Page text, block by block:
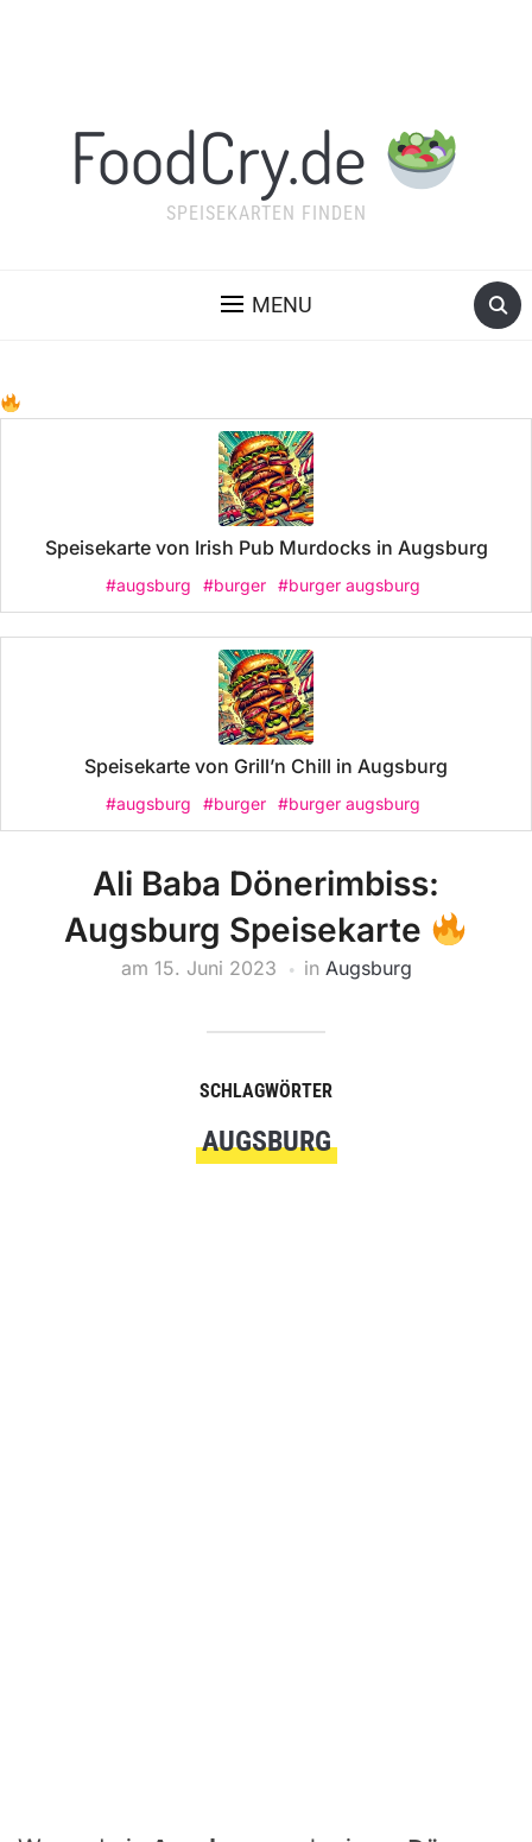
FoodCry.de
SPEISEKARTEN FINDEN
MENU
Speisekarte von Irish Pub Murdocks in Augsburg
#augsburg #burger #burger augsburg
Speisekarte von Grill’n Chill in Augsburg
#augsburg #burger #burger augsburg
Ali Baba Dönerimbiss:
Augsburg Speisekarte
am 15. Juni 2023 in Augsburg
SCHLAGWÖRTER
AUGSBURG